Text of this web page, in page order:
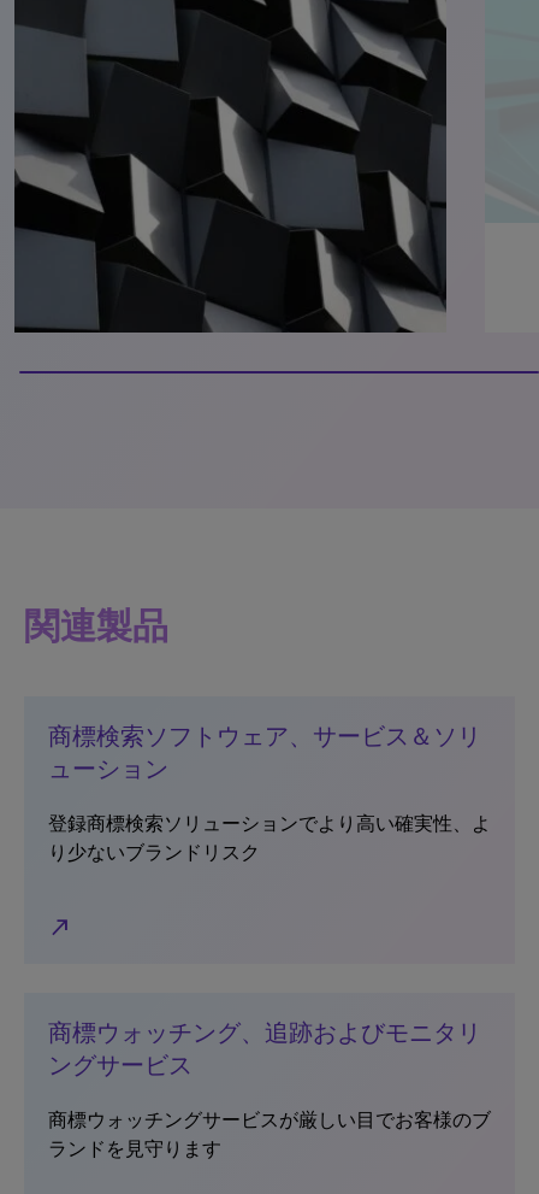
関連製品
商標検索ソフトウェア、サービス＆ソリ
ューション
登録商標検索ソリューションでより高い確実性、よ
り少ないブランドリスク
north_east
商標ウォッチング、追跡およびモニタリ
ングサービス
商標ウォッチングサービスが厳しい目でお客様のブ
ランドを見守ります